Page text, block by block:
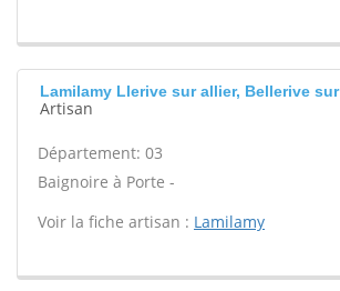
Lamilamy Llerive sur allier, Bellerive
Artisan
Département: 03
Baignoire à Porte -
Voir la fiche artisan : Lamilamy